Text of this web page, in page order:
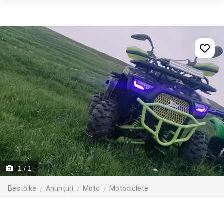
1/ 1
Bestbike Anunțuri Moto Motociclete